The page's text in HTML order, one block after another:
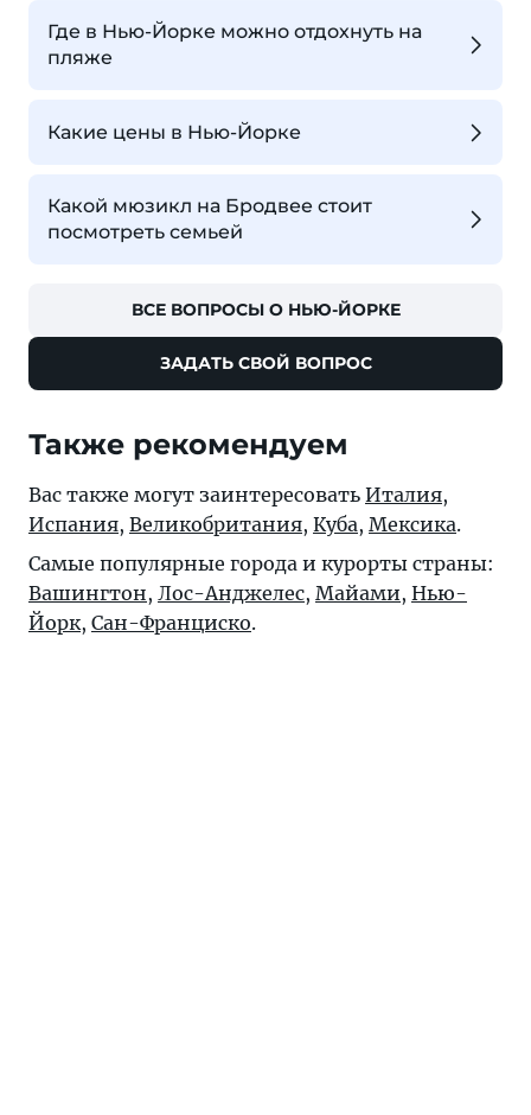
Где в Нью-Йорке можно отдохнуть на
пляже
Какие цены в Нью-Йорке
Какой мюзикл на Бродвее стоит
посмотреть семьей
ВСЕ ВОПРОСЫ О НЬЮ-ЙОРКЕ
ЗАДАТЬ СВОЙ ВОПРОС
Также рекомендуем
Вас также могут заинтересовать Италия,
Испания, Великобритания, Куба, Мексика.
Самые популярные города и курорты страны:
Вашингтон, Лос-Анджелес, Майами, Нью-
Йорк, Сан-Франциско.